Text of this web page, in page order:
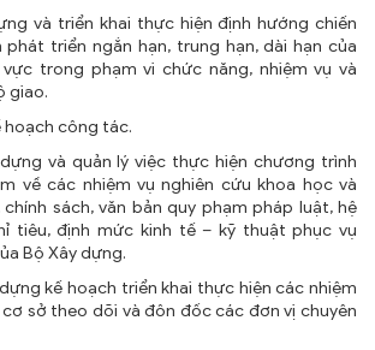
và triển khai thực hiện định hướng chiến
triển ngắn hạn, trung hạn, dài hạn của
trong phạm vi chức năng, nhiệm vụ và
giao.
hoạch công tác.
dựng và quản lý việc thực hiện chương trình
về các nhiệm vụ nghiên cứu khoa học và
sách, văn bản quy phạm pháp luật, hệ
tiêu, định mức kinh tế – kỹ thuật phục vụ
Bộ Xây dựng.
kế hoạch triển khai thực hiện các nhiệm
sở theo dõi và đôn đốc các đơn vị chuyên